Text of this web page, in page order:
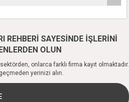
REHBERİ SAYESİNDE İŞLERİNİ
OLUN
onlarca farklı firma kayıt olmaktadır.
yerinizi alın.